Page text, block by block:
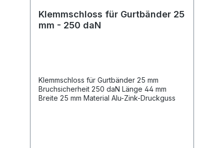
Klemmschloss für Gurtbänder 25
mm - 250 daN
Klemmschloss für Gurtbänder 25 mm
Bruchsicherheit 250 daN Länge 44 mm
Breite 25 mm Material Alu-Zink-Druckguss